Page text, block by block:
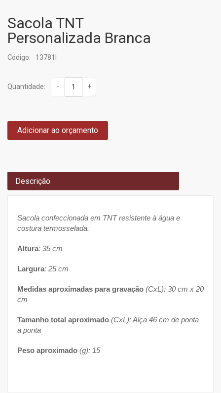
Sacola TNT
Personalizada Branca
Código: 13781I
Quantidade: - +
Adicionar ao orçamento
Descrição
Sacola confeccionada em TNT resistente à água e
costura termosselada.
Altura: 35 cm
Largura: 25 cm
Medidas aproximadas para gravação (CxL): 30 cm x 20
cm
Tamanho total aproximado (CxL): Alça 46 cm de ponta
a ponta
Peso aproximado (g): 15